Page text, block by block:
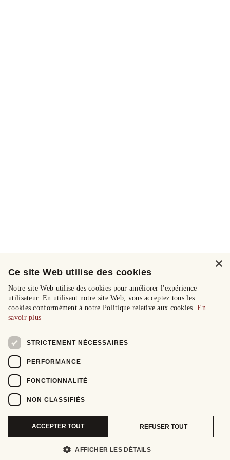
×
Ce site Web utilise des cookies
Notre site Web utilise des cookies pour améliorer l'expérience
utilisateur. En utilisant notre site Web, vous acceptez tous les
cookies conformément à notre Politique relative aux cookies.En
savoir plus
STRICTEMENT NÉCESSAIRES
PERFORMANCE
FONCTIONNALITÉ
NON CLASSIFIÉS
ACCEPTER TOUT REFUSER TOUT
AFFICHER LES DÉTAILS